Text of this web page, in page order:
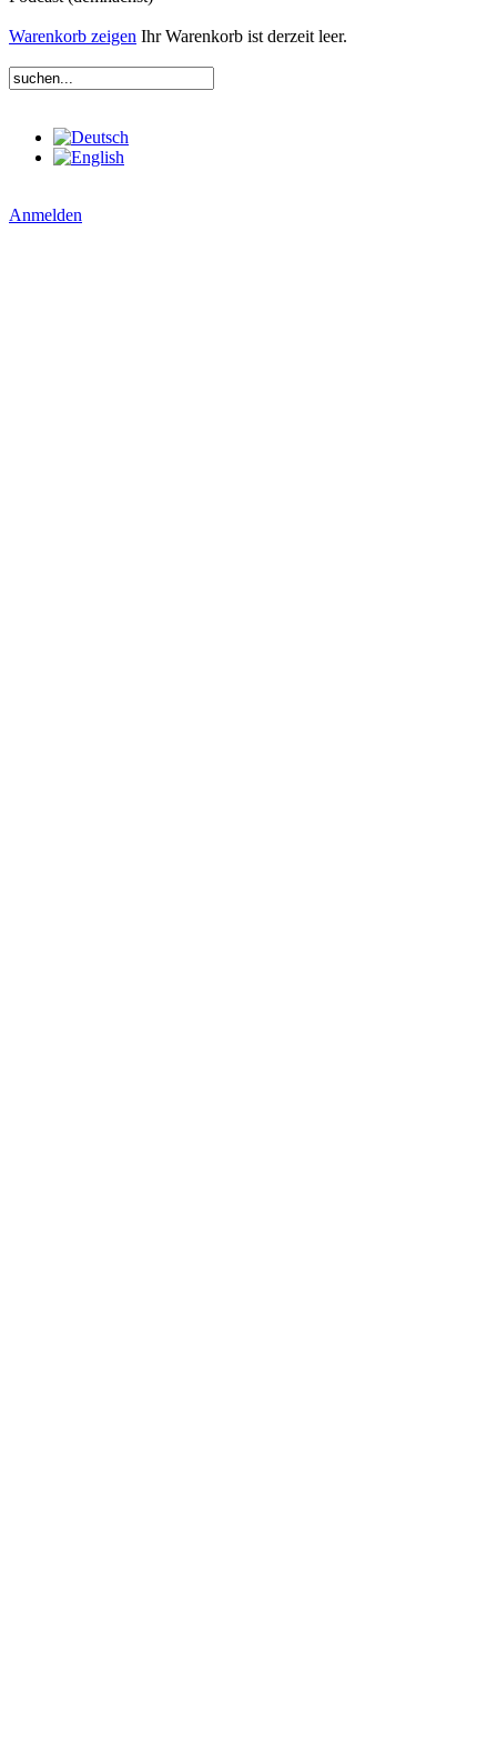
Warenkorb zeigen Ihr Warenkorb ist derzeit leer.
Anmelden